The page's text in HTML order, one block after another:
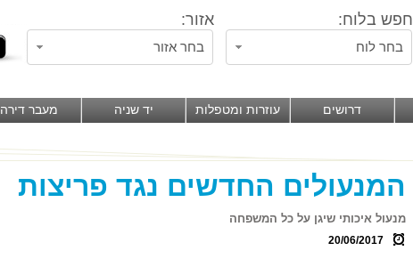
חפש בלוח: אזור:
בחר לוח בחר אזור
דרושים עוזרות ומטפלות יד שניה מעבר דירה
המנעולים החדשים נגד פריצות
מנעול איכותי שיגן על כל המשפחה
20/06/2017